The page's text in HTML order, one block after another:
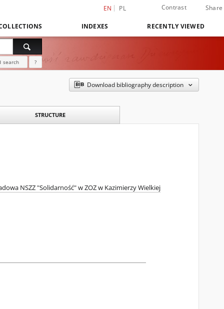
EN PL Contrast Share
INDEXES RECENTLY VIEWED
search ?
Download bibliography description
STRUCTURE
NSZZ "Solidarność" w ZOZ w Kazimierzy Wielkiej